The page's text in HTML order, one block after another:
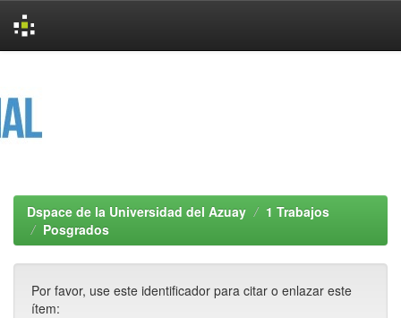
Dspace de la Universidad del Azuay
1 Trabajos
Posgrados
Por favor, use este identificador para citar o enlazar este
ítem: